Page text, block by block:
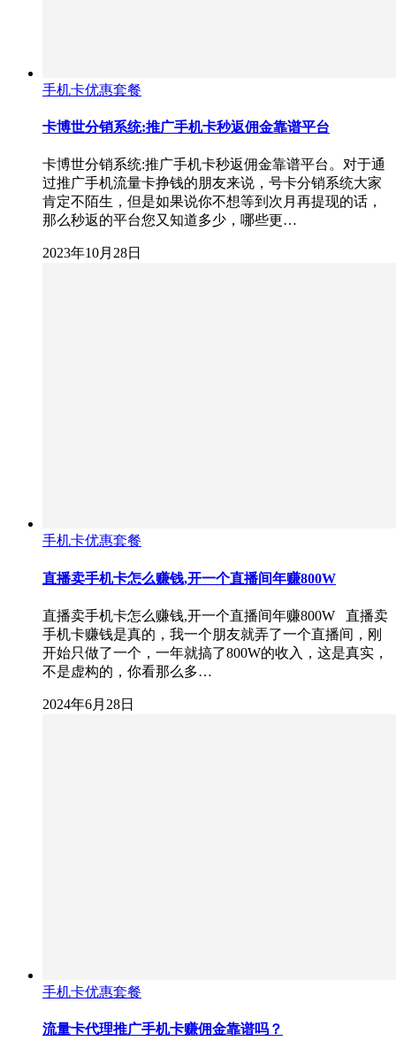
手机卡优惠套餐
卡博世分销系统:推广手机卡秒返佣金靠谱平台
卡博世分销系统:推广手机卡秒返佣金靠谱平台。对于通
过推广手机流量卡挣钱的朋友来说，号卡分销系统大家
肯定不陌生，但是如果说你不想等到次月再提现的话，
那么秒返的平台您又知道多少，哪些更…
2023年10月28日
手机卡优惠套餐
直播卖手机卡怎么赚钱,开一个直播间年赚800W
直播卖手机卡怎么赚钱,开一个直播间年赚800W 直播卖
手机卡赚钱是真的，我一个朋友就弄了一个直播间，刚
开始只做了一个，一年就搞了800W的收入，这是真实，
不是虚构的，你看那么多…
2024年6月28日
手机卡优惠套餐
流量卡代理推广手机卡赚佣金靠谱吗？